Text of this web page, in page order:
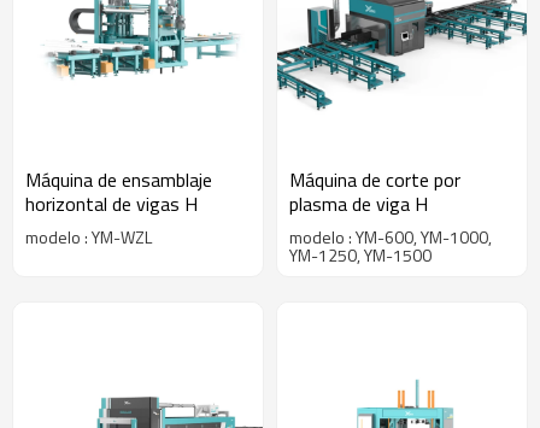
Máquina de ensamblaje
horizontal de vigas H
modelo : YM-WZL
Máquina de corte por
plasma de viga H
modelo : YM-600, YM-1000,
YM-1250, YM-1500